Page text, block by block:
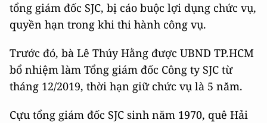
tổng giám đốc SJC, bị cáo buộc lợi dụng chức vụ,
quyền hạn trong khi thi hành công vụ.
Trước đó, bà Lê Thúy Hằng được UBND TP.HCM
bổ nhiệm làm Tổng giám đốc Công ty SJC từ
tháng 12/2019, thời hạn giữ chức vụ là 5 năm.
Cựu tổng giám đốc SJC sinh năm 1970, quê Hải